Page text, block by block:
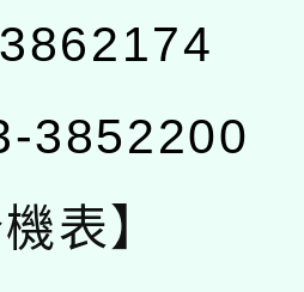
3852200
表】